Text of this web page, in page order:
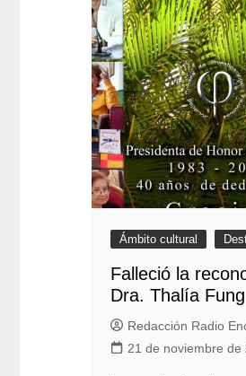
Ámbito cultural
Falleció la
Dra. Thalía
Redacción Radio
21 de noviembre de